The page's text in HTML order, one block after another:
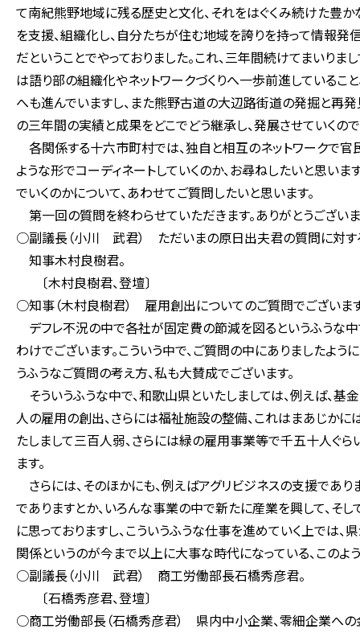
て南紀熊野地域に残る歴史と文化、それをはぐくみ続けた豊
を支援、組織化し、自分たちが住む地域を誇りを持って情報
だということでやっておりました。これ、三年間続けてまいり
は語り部の組織化やネットワークづくりへ一歩前進している
へも進んでいますし、また熊野古道の大辺路街道の発掘と再
の三年間の実績と成果をどこでどう継承し、発展させていくので
各関係する十六市町村では、独自と相互のネットワークで
ような形でコーディネートしていくのか、お尋ねしたいと思い
でいくのかについて、あわせてご質問したいと思います。
第一回の質問を終わらせていただきます。ありがとうございま
○副議長（小川 武君） ただいまの原日出夫君の質問に対す
知事木村良樹君。
〔木村良樹君、登壇〕
○知事（木村良樹君） 雇用創出についてのご質問でございま
デフレ不況の中で各社が固定費の節減を図るというふうな中
わけでございます。こういう中で、ご質問の中にありましたよ
うふうなご質問の考え方、私も大賛成でございます。
そういうふうな中で、和歌山県といたしましては、例えば、
人の雇用の創出、さらには福祉施設の整備、これはまあじか
たしまして三百人弱、さらには緑の雇用事業等で千五十人ぐ
ます。
さらには、そのほかにも、例えばアグリビジネスの支援であ
でありますとか、いろんな事業の中で新たに産業を興して、そ
に思っておりますし、こういうふうな仕事を進めていく上では
関係というのが今まで以上に大事な時代になっている、このよ
○副議長（小川 武君） 商工労働部長石橋秀彦君。
〔石橋秀彦君、登壇〕
○商工労働部長（石橋秀彦君） 県内中小企業、零細企業への